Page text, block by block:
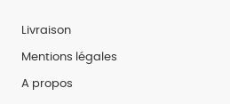
Livraison
Mentions légales
A propos